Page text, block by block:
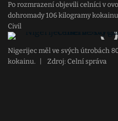
Po rozmrazení objevili celníci v
dohromady 106 kilogramy
Civil
Nigerijec měl ve svých útrobách
kokainu.
Zdroj: Celní správa